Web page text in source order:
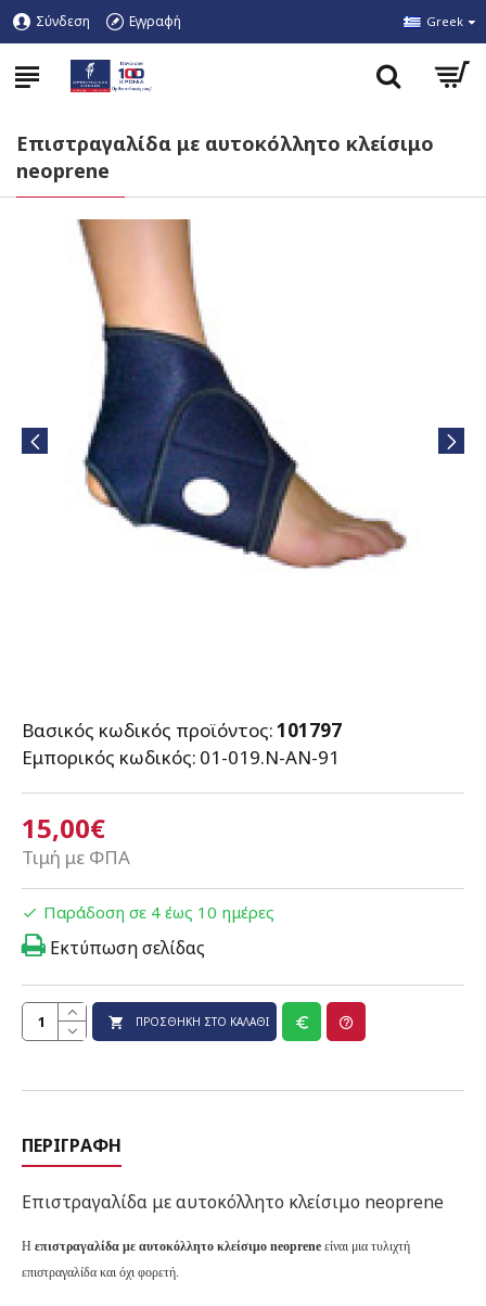
Σύνδεση Εγγραφή Greek
Επιστραγαλίδα με αυτοκόλλητο κλείσιμο
neoprene
15,00€
Τιμή με ΦΠΑ
Βασικός κωδικός προϊόντος:101797
Εμπορικός κωδικός: 01-019.N-AN-91
Παράδοση σε 4 έως 10 ημέρες
ΠΡΟΣΘΉΚΗ ΣΤΟ ΚΑΛΆΘΙ
Εκτύπωση σελίδας
ΠΕΡΙΓΡΑΦΉ
Επιστραγαλίδα με αυτοκόλλητο κλείσιμο neoprene
Η επιστραγαλίδα με αυτοκόλλητο κλείσιμο neoprene είναι μια τυλιχτή
επιστραγαλίδα και όχι φορετή.